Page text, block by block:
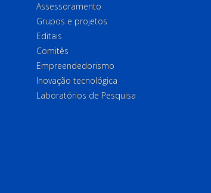
Assessoramento
Grupos e projetos
Editais
Comitês
Empreendedorismo
Inovação tecnológica
Laboratórios de Pesquisa